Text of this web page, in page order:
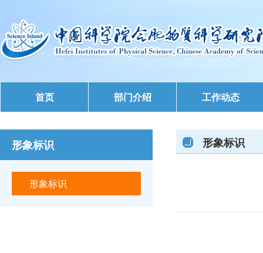
首页 部门介绍 工作动态
形象标识
形象标识
形象标识